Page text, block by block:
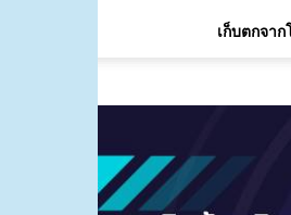
เก็บตกจา